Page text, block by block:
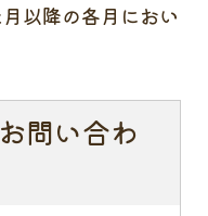
以降の各月におい
問い合わ